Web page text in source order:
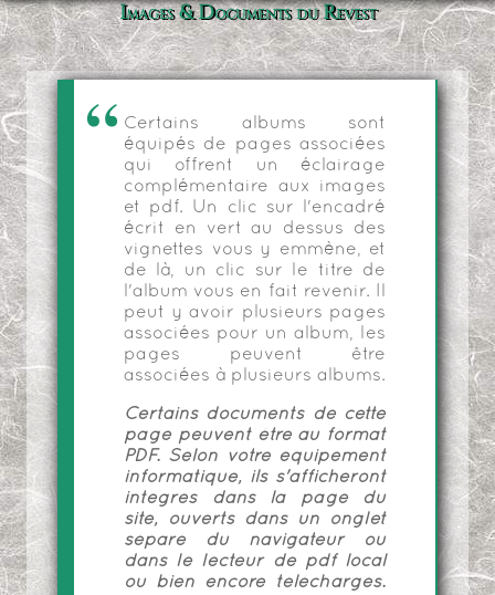
Images & Documents du Revest
Certains albums sont
équipés de pages associées
qui offrent un éclairage
complémentaire aux images
et pdf. Un clic sur l'encadré
écrit en vert au dessus des
vignettes vous y emmène, et
de là, un clic sur le titre de
l'album vous en fait revenir. Il
peut y avoir plusieurs pages
associées pour un album, les
pages peuvent être
associées à plusieurs albums.
Certains documents de cette
page peuvent être au format
PDF. Selon votre équipement
informatique, ils s'afficheront
intégrés dans la page du
site, ouverts dans un onglet
séparé du navigateur ou
dans le lecteur de pdf local
ou bien encore téléchargés.